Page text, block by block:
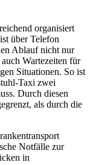
organisiert
über Telefon
Ablauf nicht nur
Wartezeiten für
Situationen. So ist
Taxi zwei
Durch diesen
als durch die
Notfälle zur
in